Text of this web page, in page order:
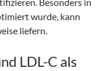
wurde, kann
liefern.
LDL-C als